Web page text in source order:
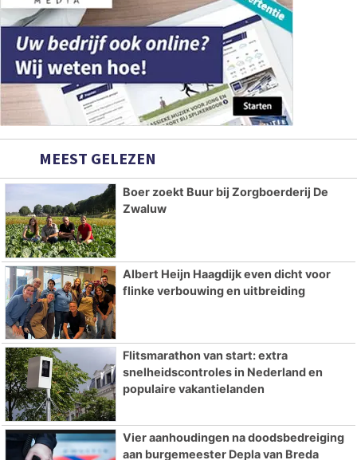
MEEST GELEZEN
Boer zoekt Buur bij Zorgboerderij De
Zwaluw
Albert Heijn Haagdijk even dicht voor
flinke verbouwing en uitbreiding
Flitsmarathon van start: extra
snelheidscontroles in Nederland en
populaire vakantielanden
Vier aanhoudingen na doodsbedreiging
aan burgemeester Depla van Breda